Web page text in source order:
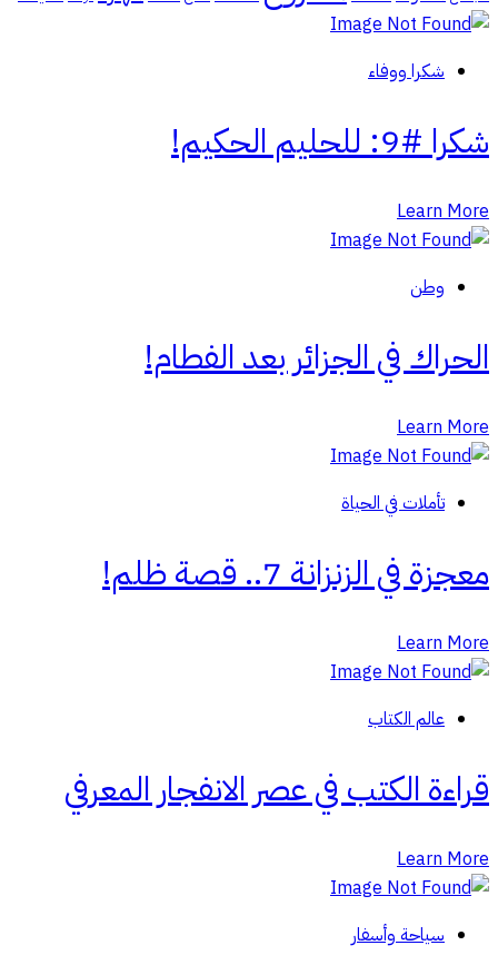
شكرا ووفاء
شكرا #9: للحليم الحكيم!
Learn More
وطن
الحراك في الجزائر بعد الفطام!
Learn More
تأملات في الحياة
معجزة في الزنزانة 7.. قصة ظلم!
Learn More
عالم الكتاب
قراءة الكتب في عصر الانفجار المعرفي
Learn More
سياحة وأسفار